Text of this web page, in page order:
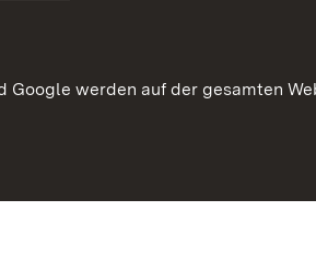
werden auf der gesamten